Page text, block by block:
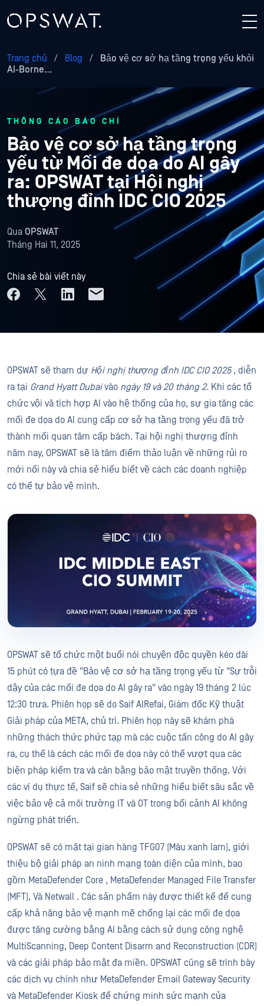
Trang chủ / Blog /
Bảo vệ cơ sở hạ tầng trọng yếu khỏi
AI-Borne…
THÔNG CÁO BÁO CHÍ
Bảo vệ cơ sở hạ tầng trọng
yếu từ Mối đe dọa do AI gây
ra: OPSWAT tại Hội nghị
thượng đỉnh IDC CIO 2025
Qua OPSWAT
Tháng Hai 11, 2025
Chia sẻ bài viết này
OPSWAT sẽ tham dự Hội nghị thượng đỉnh IDC CIO 2025, diễn
ra tại Grand Hyatt Dubaivào ngày 19 và 20 tháng 2. Khi các tổ
chức vội vã tích hợp AI vào hệ thống của họ, sự gia tăng các
mối đe dọa do AI cung cấp cơ sở hạ tầng trọng yếu đã trở
thành mối quan tâm cấp bách. Tại hội nghị thượng đỉnh
năm nay, OPSWAT sẽ là tâm điểm thảo luận về những rủi ro
mới nổi này và chia sẻ hiểu biết về cách các doanh nghiệp
có thể tự bảo vệ mình.
OPSWAT sẽ tổ chức một buổi nói chuyện độc quyền kéo dài
15 phút có tựa đề "Bảo vệ cơ sở hạ tầng trọng yếu từ "Sự trỗi
dậy của các mối đe dọa do AI gây ra" vào ngày 19 tháng 2 lúc
12:30 trưa. Phiên họp sẽ do Saif AlRefai, Giám đốc Kỹ thuật
Giải pháp của META, chủ trì. Phiên họp này sẽ khám phá
những thách thức phức tạp mà các cuộc tấn công do AI gây
ra, cụ thể là cách các mối đe dọa này có thể vượt qua các
biện pháp kiểm tra và cân bằng bảo mật truyền thống. Với
các ví dụ thực tế, Saif sẽ chia sẻ những hiểu biết sâu sắc về
việc bảo vệ cả môi trường IT và OT trong bối cảnh AI không
ngừng phát triển.
OPSWAT sẽ có mặt tại gian hàng TFG07 (Màu xanh lam), giới
thiệu bộ giải pháp an ninh mạng toàn diện của mình, bao
gồm MetaDefender Core , MetaDefender Managed File Transfer
(MFT), Và Netwall . Các sản phẩm này được thiết kế để cung
cấp khả năng bảo vệ mạnh mẽ chống lại các mối đe dọa
được tăng cường bằng AI bằng cách sử dụng công nghệ
MultiScanning, Deep Content Disarm and Reconstruction (CDR)
và các giải pháp bảo mật đa miền. OPSWAT cũng sẽ trình bày
các dịch vụ chính như MetaDefender Email Gateway Security
và MetaDefender Kiosk để chứng minh sức mạnh của